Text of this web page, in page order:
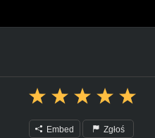
Embed Zgłoś